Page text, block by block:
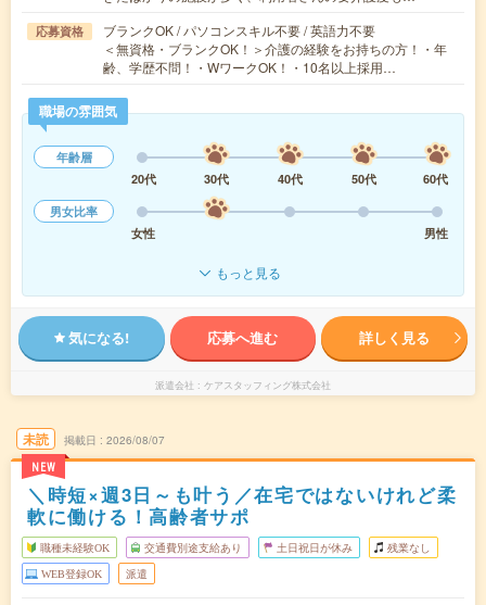
応募資格
ブランクOK / パソコンスキル不要 / 英語力不要
＜無資格・ブランクOK！＞介護の経験をお持ちの方！・年
齢、学歴不問！・WワークOK！・10名以上採用…
職場の雰囲気
年齢層
20代
30代 40代 50代
60代
男女比率
女性
男性
もっと見る
気になる! 応募へ進む 詳しく見る
派遣会社 ケアスタッフィング株式会社
未読
NEW
掲載日 2026/08/07
＼時短×週3日～も叶う／在宅ではないけれど柔
軟に働ける！高齢者サポ
職種未経験OK 交通費別途支給あり 土日祝日が休み 残業なし
WEB登録OK 派遣